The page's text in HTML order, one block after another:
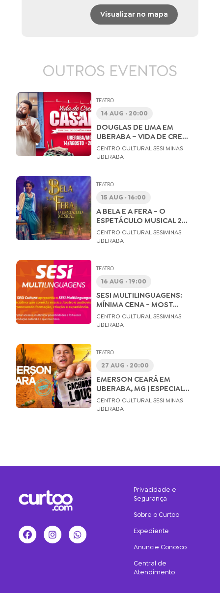
Visualizar no mapa
OUTROS EVENTOS
TEATRO
14 AUG · 20:00
DOUGLAS DE LIMA EM
UBERABA – VIDA DE CRE...
CENTRO CULTURAL SESI MINAS
UBERABA
TEATRO
15 AUG · 16:00
A BELA E A FERA - O
ESPETÁCULO MUSICAL 2...
CENTRO CULTURAL SESIMINAS
UBERABA
TEATRO
16 AUG · 19:00
SESI MULTILINGUAGENS:
MÍNIMA CENA - MOST...
CENTRO CULTURAL SESIMINAS
UBERABA
TEATRO
27 AUG · 20:00
EMERSON CEARÁ EM
UBERABA, MG | ESPECIAL...
CENTRO CULTURAL SESI MINAS
UBERABA
FacebookInstagramWhatsApp
Privacidade e
Segurança
Sobre o Curtoo
Expediente
Anuncie Conosco
Central de
Atendimento